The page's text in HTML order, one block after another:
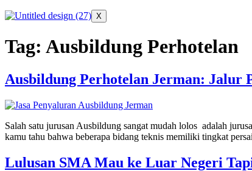
X
Tag: Ausbildung Perhotelan
Ausbildung Perhotelan Jerman:
Salah satu jurusan Ausbildung sangat mudah lolos adalah
kamu tahu bahwa beberapa bidang teknis memiliki tingkat
Lulusan SMA Mau ke Luar Negeri